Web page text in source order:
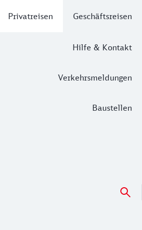
Privatreisen Geschäftsreisen
Hilfe & Kontakt
Verkehrsmeldungen
Baustellen